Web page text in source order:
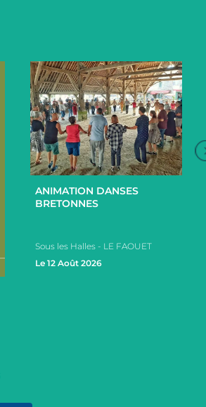
+
ANIMATION DANSES
BRETONNES
Sous les Halles - LE FAOUET
Le 12 Août 2026